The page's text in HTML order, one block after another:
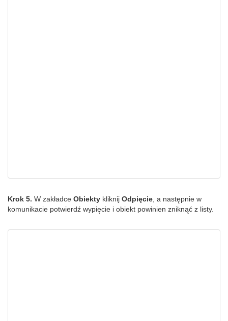
Krok 5. W zakładce Obiekty kliknij Odpięcie , a następnie w
komunikacie potwierdź wypięcie i obiekt powinien zniknąć z listy.